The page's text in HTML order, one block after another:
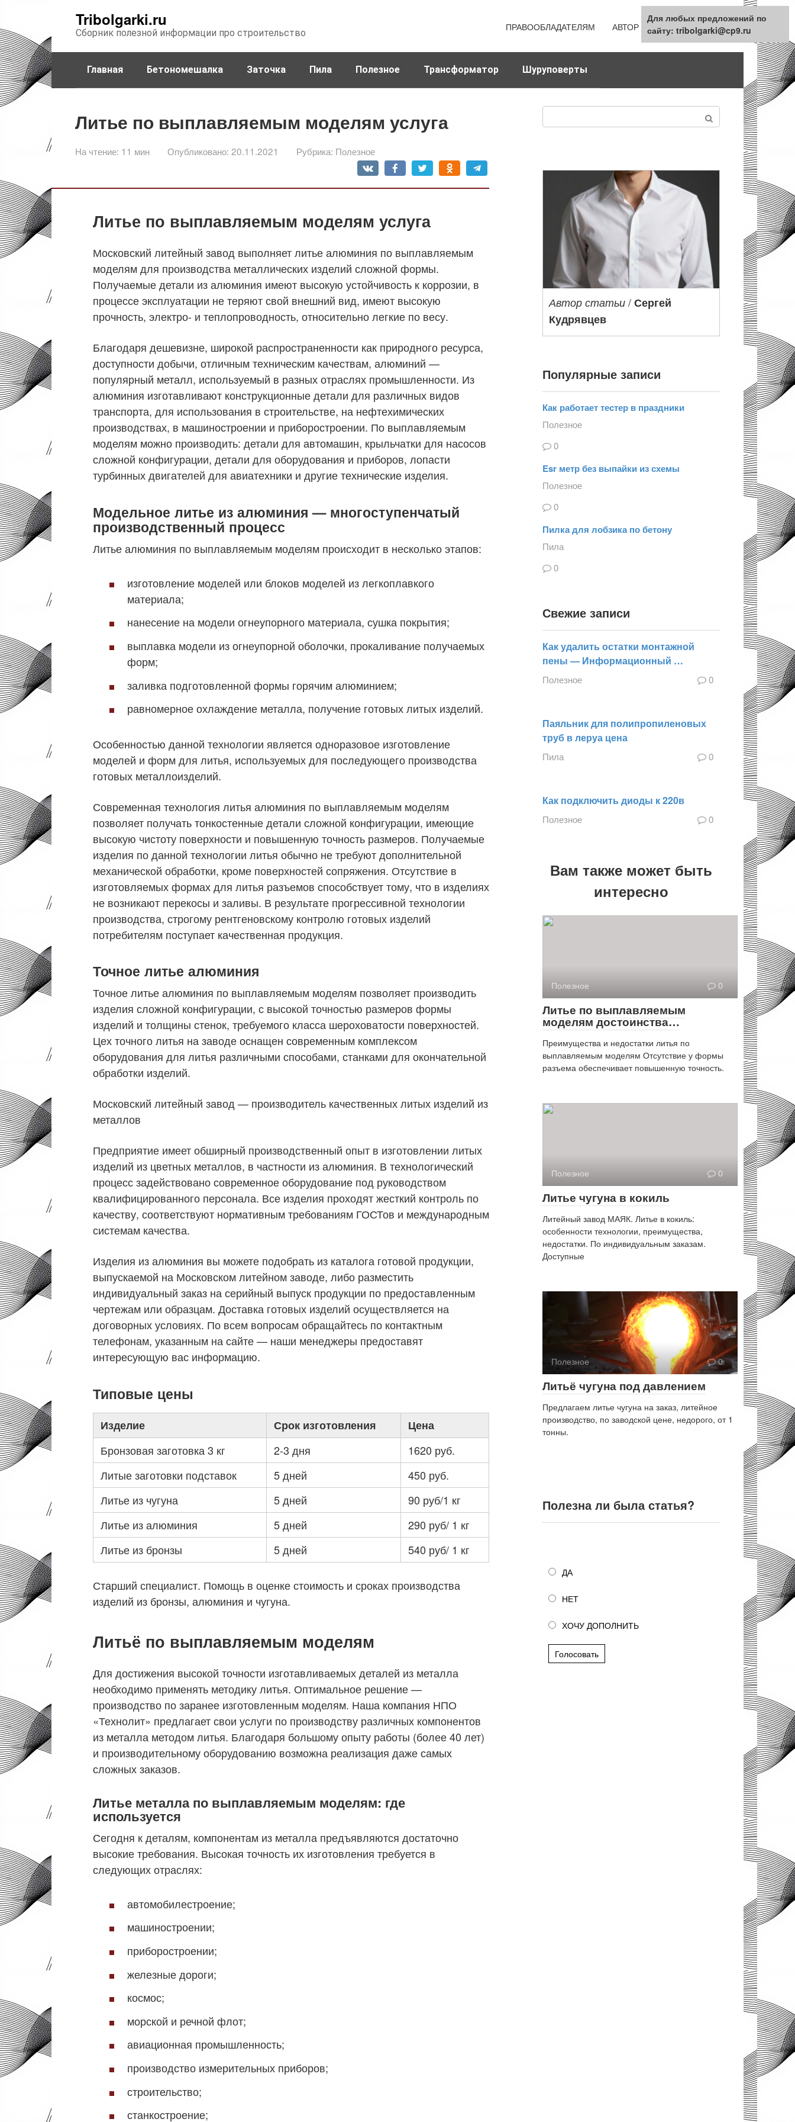
контенту
Tribolgarki.ru
Сборник полезной информации про строительство
ПРАВООБЛАДАТЕЛЯМ АВТОР КАРТА САЙТА
Главная Бетономешалка Заточка Пила Полезное Трансформатор Шуруповерты
Литье по выплавляемым моделям услуга
На чтение: 11 мин Опубликовано: 20.11.2021 Рубрика: Полезное
Литье по выплавляемым моделям услуга
Московский литейный завод выполняет литье алюминия по выплавляемым
моделям для производства металлических изделий сложной формы.
Получаемые детали из алюминия имеют высокую устойчивость к коррозии, в
процессе эксплуатации не теряют свой внешний вид, имеют высокую
прочность, электро- и теплопроводность, относительно легкие по весу.
Благодаря дешевизне, широкой распространенности как природного ресурса,
доступности добычи, отличным техническим качествам, алюминий —
популярный металл, используемый в разных отраслях промышленности. Из
алюминия изготавливают конструкционные детали для различных видов
транспорта, для использования в строительстве, на нефтехимических
производствах, в машиностроении и приборостроении. По выплавляемым
моделям можно производить: детали для автомашин, крыльчатки для насосов
сложной конфигурации, детали для оборудования и приборов, лопасти
турбинных двигателей для авиатехники и другие технические изделия.
Модельное литье из алюминия — многоступенчатый
производственный процесс
Литье алюминия по выплавляемым моделям происходит в несколько этапов:
изготовление моделей или блоков моделей из легкоплавкого
материала;
нанесение на модели огнеупорного материала, сушка покрытия;
выплавка модели из огнеупорной оболочки, прокаливание получаемых
форм;
заливка подготовленной формы горячим алюминием;
равномерное охлаждение металла, получение готовых литых изделий.
Особенностью данной технологии является одноразовое изготовление
моделей и форм для литья, используемых для последующего производства
готовых металлоизделий.
Современная технология литья алюминия по выплавляемым моделям
позволяет получать тонкостенные детали сложной конфигурации, имеющие
высокую чистоту поверхности и повышенную точность размеров. Получаемые
изделия по данной технологии литья обычно не требуют дополнительной
механической обработки, кроме поверхностей сопряжения. Отсутствие в
изготовляемых формах для литья разъемов способствует тому, что в изделиях
не возникают перекосы и заливы. В результате прогрессивной технологии
производства, строгому рентгеновскому контролю готовых изделий
потребителям поступает качественная продукция.
Точное литье алюминия
Точное литье алюминия по выплавляемым моделям позволяет производить
изделия сложной конфигурации, с высокой точностью размеров формы
изделий и толщины стенок, требуемого класса шероховатости поверхностей.
Цех точного литья на заводе оснащен современным комплексом
оборудования для литья различными способами, станками для окончательной
обработки изделий.
Московский литейный завод — производитель качественных литых изделий из
металлов
Предприятие имеет обширный производственный опыт в изготовлении литых
изделий из цветных металлов, в частности из алюминия. В технологический
процесс задействовано современное оборудование под руководством
квалифицированного персонала. Все изделия проходят жесткий контроль по
качеству, соответствуют нормативным требованиям ГОСТов и международным
системам качества.
Изделия из алюминия вы можете подобрать из каталога готовой продукции,
выпускаемой на Московском литейном заводе, либо разместить
индивидуальный заказ на серийный выпуск продукции по предоставленным
чертежам или образцам. Доставка готовых изделий осуществляется на
договорных условиях. По всем вопросам обращайтесь по контактным
телефонам, указанным на сайте — наши менеджеры предоставят
интересующую вас информацию.
Типовые цены
Изделие Срок изготовления
Цена
Бронзовая заготовка 3 кг
2-3 дня
1620 руб.
Литые заготовки подставок
5 дней
450 руб.
Литье из чугуна
5 дней
90 руб/1 кг
Литье из алюминия
5 дней
290 руб/ 1 кг
Литье из бронзы
5 дней 540 руб/ 1 кг
Старший специалист. Помощь в оценке стоимость и сроках производства
изделий из бронзы, алюминия и чугуна.
Литьё по выплавляемым моделям
Для достижения высокой точности изготавливаемых деталей из металла
необходимо применять методику литья. Оптимальное решение —
производство по заранее изготовленным моделям. Наша компания НПО
«Технолит» предлагает свои услуги по производству различных компонентов
из металла методом литья. Благодаря большому опыту работы (более 40 лет)
и производительному оборудованию возможна реализация даже самых
сложных заказов.
Литье металла по выплавляемым моделям: где
используется
Сегодня к деталям, компонентам из металла предъявляются достаточно
высокие требования. Высокая точность их изготовления требуется в
следующих отраслях:
автомобилестроение;
машиностроении;
приборостроении;
железные дороги;
космос;
морской и речной флот;
авиационная промышленность;
производство измерительных приборов;
строительство;
станкостроение;
Автор статьи /Сергей
Кудрявцев
Популярные записи
Как работает тестер в праздники
Полезное
0
Esr метр без выпайки из схемы
Полезное
0
Пилка для лобзика по бетону
Пила
0
Свежие записи
Как удалить остатки монтажной
пены — Информационный …
Полезное 0
Паяльник для полипропиленовых
труб в леруа цена
Пила 0
Как подключить диоды к 220в
Полезное 0
Вам также может быть
интересно
Полезное 0
Литье по выплавляемым
моделям достоинства…
Преимущества и недостатки литья по
выплавляемым моделям Отсутствие у формы
разъема обеспечивает повышенную точность.
Полезное 0
Литье чугуна в кокиль
Литейный завод МАЯК. Литье в кокиль:
особенности технологии, преимущества,
недостатки. По индивидуальным заказам.
Доступные
Полезное 0
Литьё чугуна под давлением
Предлагаем литье чугуна на заказ, литейное
производство, по заводской цене, недорого, от 1
тонны.
Полезна ли была статья?
ДА
НЕТ
ХОЧУ ДОПОЛНИТЬ
Голосовать
Для любых предложений по
сайту: tribolgarki@cp9.ru